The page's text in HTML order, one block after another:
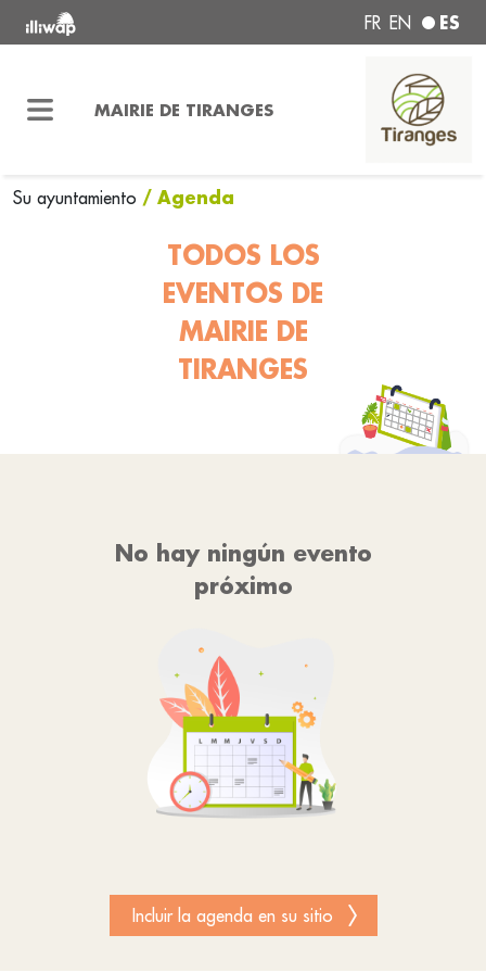
FR EN ES
MAIRIE DE TIRANGES
Su ayuntamiento / Agenda
TODOS LOS
EVENTOS DE
MAIRIE DE
TIRANGES
No hay ningún evento
próximo
Incluir la agenda en su sitio